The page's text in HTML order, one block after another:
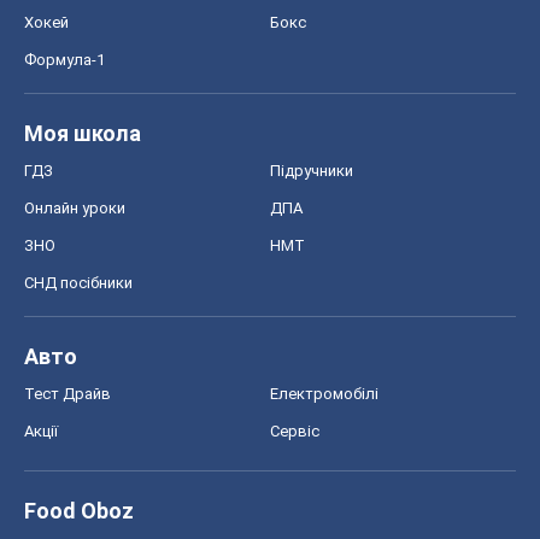
Хокей Бокс
Формула-1
Моя школа
ГДЗ Підручники
Онлайн уроки ДПА
ЗНО НМТ
СНД посібники
Авто
Тест Драйв Електромобілі
Акції Сервіс
Food Oboz